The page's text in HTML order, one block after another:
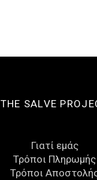
THE SALVE
Γιατί εμάς
Τρόποι Πληρωμής
Τρόποι